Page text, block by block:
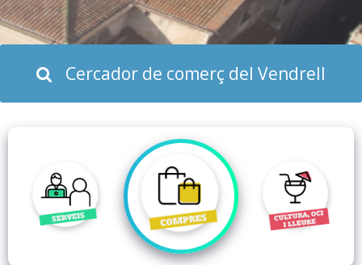
Cercador de comerç del Vendrell